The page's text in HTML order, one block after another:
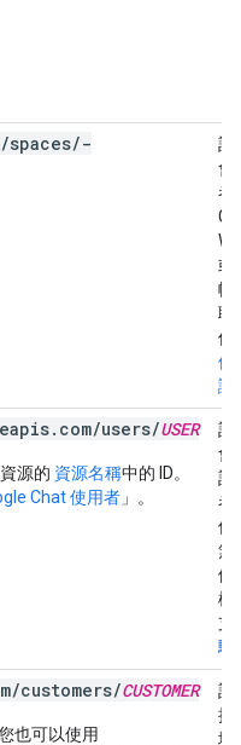
spaces/-
訂
會
者
或
帳
聊
件
使
證
users/USER
資源的 資源名稱中的 ID。
Chat 使用者 」。
訂
會
訂
者
件
無
他
權
支
驗
customers/CUSTOMER
也可以使用
訂
接
域